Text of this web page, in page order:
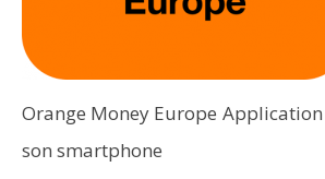
Orange Money Europe
son smartphone